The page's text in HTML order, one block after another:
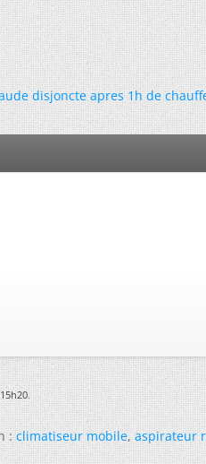
disjoncte apres 1h de
15h20.
:climatiseur mobile,aspirateur